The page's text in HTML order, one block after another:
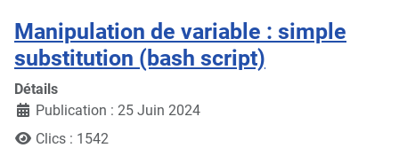
Manipulation de variable : simple
substitution (bash script)
Détails
Publication : 25 Juin 2024
Clics : 1542